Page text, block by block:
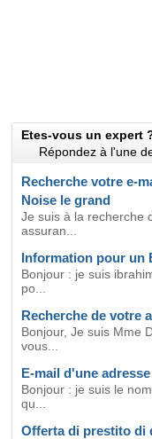
Etes-vous un expert
Répondez à l'une
Recherche votre e-
Noise le grand
Je suis à la recherche
assuran...
Information pour un
Bonjour : je suis
po...
Recherche de votre
Bonjour, Je suis Mme
vous...
E-mail d'une adresse
Bonjour : je suis le
qu...
Offerta di prestito di